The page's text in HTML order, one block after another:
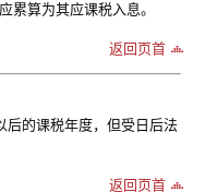
累算为其应课税入息。
返回页首
后的课税年度，但受日后法
返回页首